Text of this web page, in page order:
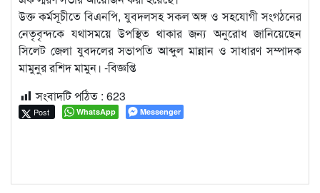
উক্ত কর্মসূচীতে বিএনপি, যুবদলসহ সকল অঙ্গ ও সহযোগী সংগঠনের
নেতৃবৃন্দকে যথাসময়ে উপস্থিত থাকার জন্য অনুরোধ জানিয়েছেন
সিলেট জেলা যুবদলের সভাপতি আব্দুল মান্নান ও সাধারণ সম্পাদক
মামুনুর রশিদ মামুন। -বিজ্ঞপ্তি
সংবাদটি পঠিত : 623
Post WhatsApp Messenger